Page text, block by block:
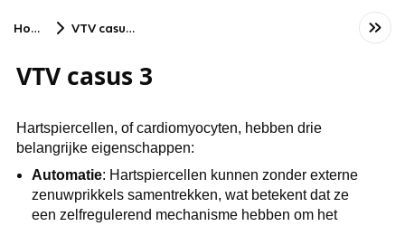
Home VTV casus 3
VTV casus 3
Hartspiercellen, of cardiomyocyten, hebben drie
belangrijke eigenschappen:
Automatie: Hartspiercellen kunnen zonder externe
zenuwprikkels samentrekken, wat betekent dat ze
een zelfregulerend mechanisme hebben om het